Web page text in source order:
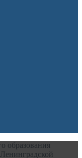
образования